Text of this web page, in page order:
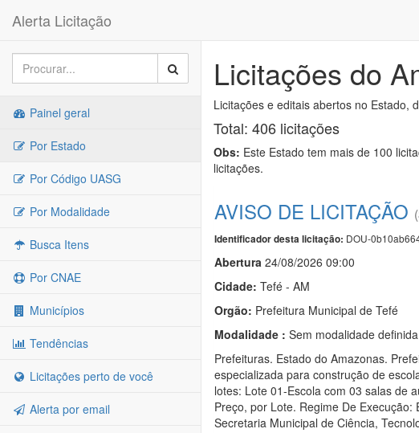
Alerta Licitação
Painel geral
Por Estado
Por Código UASG
Por Modalidade
Busca Itens
Por CNAE
Municípios
Tendências
Licitações perto de você
Alerta por email
Licitações do
Licitações e editais abertos no Estado,
Total: 406 licitações
Obs: Este Estado tem mais de 100
licitações.
AVISO DE LICITAÇÃO
Identificador desta licitação: DOU-
Abertura 24/08/2026 09:00
Cidade: Tefé - AM
Orgão: Prefeitura Municipal de Tefé
Modalidade : Sem modalidade definida
Prefeituras. Estado do Amazonas.
especializada para construção de
lotes: Lote 01-Escola com 03 salas de
Preço, por Lote. Regime De
Secretaria Municipal de Ciência,